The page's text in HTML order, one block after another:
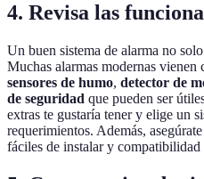
4. Revisa las
Un buen sistema de alarma no
Muchas alarmas modernas
sensores de humo, detector de
de seguridad que pueden ser
extras te gustaría tener y elige un
requerimientos. Además,
fáciles de instalar y compatibilidad